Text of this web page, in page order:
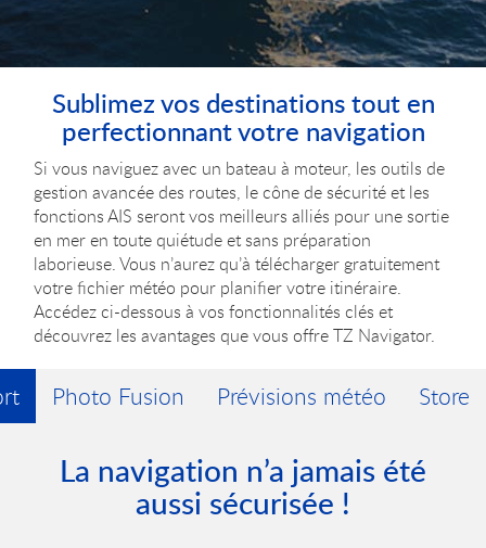
Sublimez vos destinations tout en
perfectionnant votre navigation
Si vous naviguez avec un bateau à moteur, les outils de
gestion avancée des routes, le cône de sécurité et les
fonctions AIS seront vos meilleurs alliés pour une sortie
en mer en toute quiétude et sans préparation
laborieuse. Vous n’aurez qu’à télécharger gratuitement
votre fichier météo pour planifier votre itinéraire.
Accédez ci-dessous à vos fonctionnalités clés et
découvrez les avantages que vous offre TZ Navigator.
Photo Fusion Prévisions météo Store
La navigation n’a jamais été
aussi sécurisée !